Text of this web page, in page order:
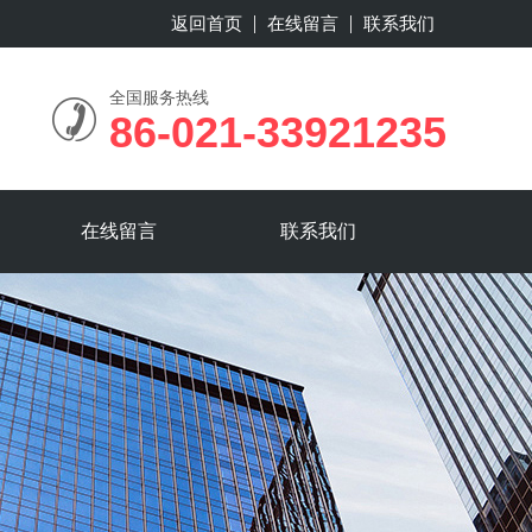
返回首页 在线留言 联系我们
全国服务热线
86-021-33921235
在线留言 联系我们